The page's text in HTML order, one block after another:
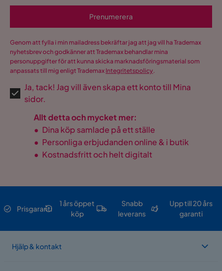
Prenumerera
Genom att fylla i min mailadress bekräftar jag att jag vill ha Trademax
nyhetsbrev och godkänner att Trademax behandlar mina
personuppgifter för att kunna skicka marknadsföringsmaterial som
anpassats till mig enligt Trademax Integritetspolicy.
Ja, tack! Jag vill även skapa ett konto till Mina
sidor.
Allt detta och mycket mer:
• Dina köp samlade på ett ställe
• Personliga erbjudanden online & i butik
• Kostnadsfritt och helt digitalt
Prisgaranti
1 års öppet
köp
Snabb
leverans
Upp till 20 års
garanti
Hjälp & kontakt